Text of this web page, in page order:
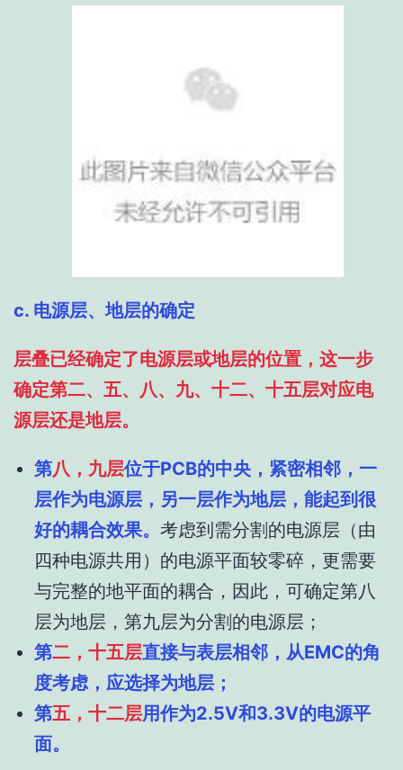
c. 电源层、地层的确定
层叠已经确定了电源层或地层的位置，这一步
确定第二、五、八、九、十二、十五层对应电
源层还是地层。
第八，九层位于PCB的中央，紧密相邻，一
层作为电源层，另一层作为地层，能起到很
好的耦合效果。 考虑到需分割的电源层（由
四种电源共用）的电源平面较零碎，更需要
与完整的地平面的耦合，因此，可确定第八
层为地层，第九层为分割的电源层；
第二，十五层直接与表层相邻，从EMC的角
度考虑，应选择为地层；
第五，十二层用作为2.5V和3.3V的电源平
面。